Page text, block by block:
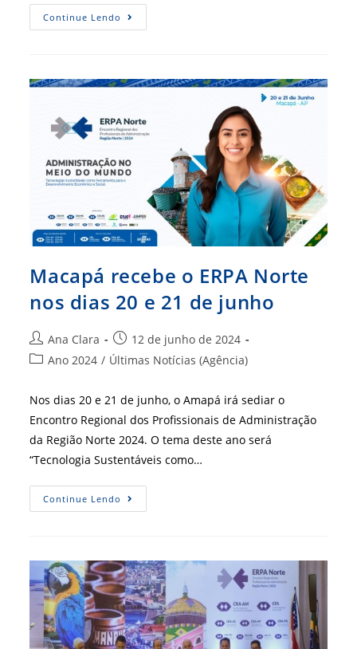
Continue Lendo Boa
Vista
Profissionais
Da
Região
Norte
Norte)
Macapá recebe o ERPA Norte
nos dias 20 e 21 de junho
Autor
do
Ana Clara
Post
publicado:
12 de junho de 2024
Categoria
post:
Ano 2024 / Últimas Notícias (Agência)
Nos dias 20 e 21 de junho, o Amapá irá sediar o
Encontro Regional dos Profissionais de Administração
da Região Norte 2024. O tema deste ano será
“Tecnologia Sustentáveis como…
Continue Lendo Macapá
Recebe
Dias
20
E
21
De
Junho